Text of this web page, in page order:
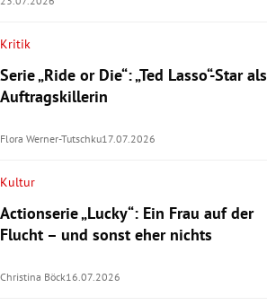
Kritik
Serie „Ride or Die“: „Ted Lasso“-Star als
Auftragskillerin
Flora Werner-Tutschku17.07.2026
Kultur
Actionserie „Lucky“: Ein Frau auf der
Flucht – und sonst eher nichts
Christina Böck16.07.2026